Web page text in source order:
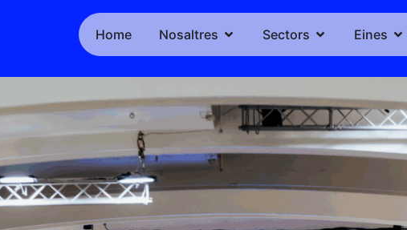
Home Nosaltres Sectors Eines